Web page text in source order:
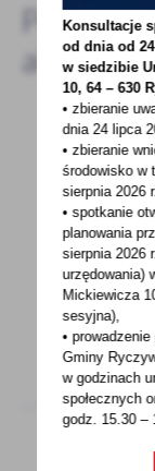
Pozostałe
15 - 12 -
ustalenia
polegającej...
Konsultacje
od dnia od
w siedzibie
10, 64 – 630
• zbieranie
dnia 24 lipca
• zbieranie
środowisko w
sierpnia 2026
• spotkanie
planowania
sierpnia 2026
urzędowania)
Mickiewicza
sesyjna),
•
Gminy
w godzinach
społecznych
godz. 15.30 –